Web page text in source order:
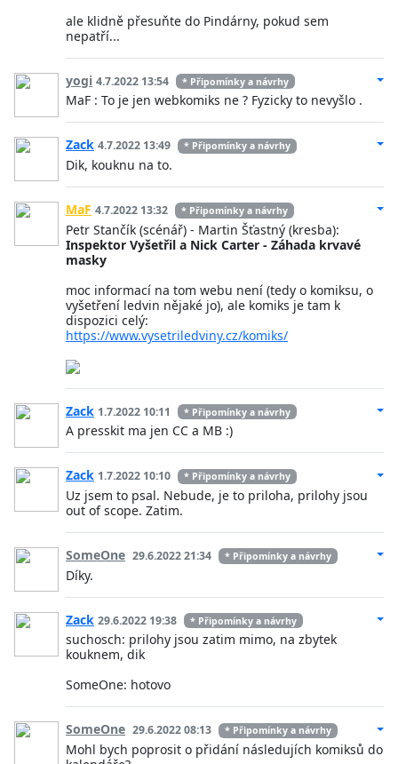
ale klidně přesuňte do Pindárny, pokud sem
nepatří...
yogi 4.7.2022 13:54 * Připomínky a návrhy
MaF : To je jen webkomiks ne ? Fyzicky to nevyšlo .
Zack 4.7.2022 13:49 * Připomínky a návrhy
Dik, kouknu na to.
MaF 4.7.2022 13:32 * Připomínky a návrhy
Petr Stančík (scénář) - Martin Šťastný (kresba):
Inspektor Vyšetřil a Nick Carter - Záhada krvavé
masky
moc informací na tom webu není (tedy o komiksu, o
vyšetření ledvin nějaké jo), ale komiks je tam k
dispozici celý:
https://www.vysetriledviny.cz/komiks/
Zack 1.7.2022 10:11 * Připomínky a návrhy
A presskit ma jen CC a MB :)
Zack 1.7.2022 10:10 * Připomínky a návrhy
Uz jsem to psal. Nebude, je to priloha, prilohy jsou
out of scope. Zatim.
SomeOne 29.6.2022 21:34 * Připomínky a návrhy
Díky.
Zack 29.6.2022 19:38 * Připomínky a návrhy
suchosch: prilohy jsou zatim mimo, na zbytek
kouknem, dik
SomeOne: hotovo
SomeOne 29.6.2022 08:13 * Připomínky a návrhy
Mohl bych poprosit o přidání následujích komiksů do